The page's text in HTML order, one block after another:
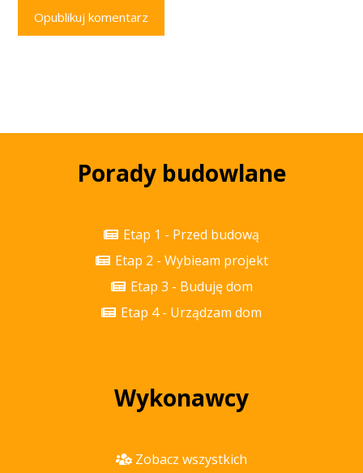
Opublikuj komentarz
Porady budowlane
Etap 1 - Przed budową
Etap 2 - Wybieam projekt
Etap 3 - Buduję dom
Etap 4 - Urządzam dom
Wykonawcy
Zobacz wszystkich